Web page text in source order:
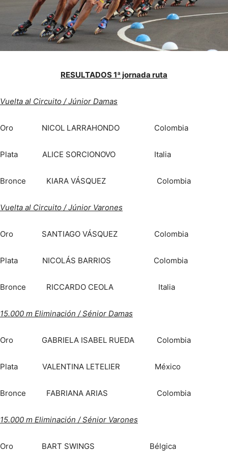
RESULTADOS 1ª jornada ruta
Vuelta al Circuito / Júnior Damas
Oro NICOL LARRAHONDO Colombia
Plata ALICE SORCIONOVO Italia
Bronce KIARA VÁSQUEZ Colombia
Vuelta al Circuito / Júnior Varones
Oro SANTIAGO VÁSQUEZ Colombia
Plata NICOLÁS BARRIOS Colombia
Bronce RICCARDO CEOLA Italia
15.000 m Eliminación / Sénior Damas
Oro GABRIELA ISABEL RUEDA Colombia
Plata VALENTINA LETELIER México
Bronce FABRIANA ARIAS Colombia
15.000 m Eliminación / Sénior Varones
Oro BART SWINGS Bélgica